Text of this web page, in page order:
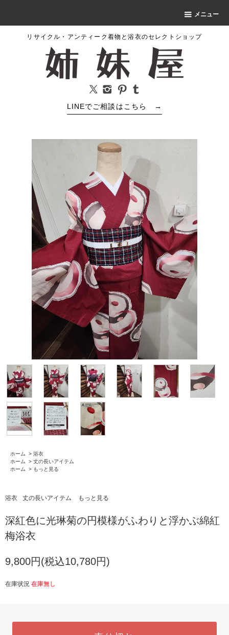
メニュー
リサイクル・アンティーク着物と浴衣のセレクトショップ
LINEでご相談はこちら →
ホーム > 浴衣
ホーム
> 丈の長いアイテム
ホーム
> もっと見る
浴衣 丈の長いアイテム もっと見る
深紅色に光琳菊の円模様がふわりと浮かぶ綿紅
梅浴衣
9,800円(税込10,780円)
在庫状況 在庫無し